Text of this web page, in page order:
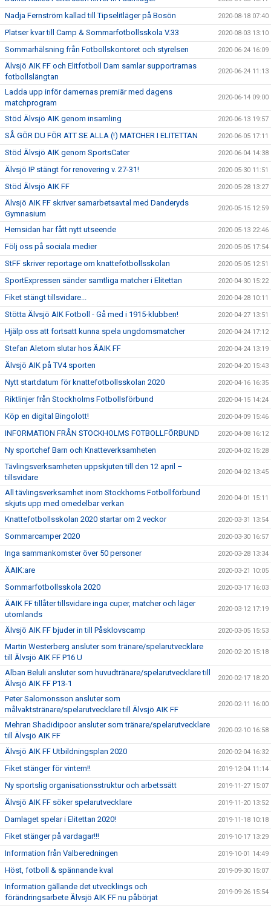
Nadja Fernström kallad till Tipselitläger på Bosön 2020-08-18 07:40
Platser kvar till Camp & Sommarfotbollsskola V.33 2020-08-03 13:10
Sommarhälsning från Fotbollskontoret och styrelsen 2020-06-24 16:09
Älvsjö AIK FF och Elitfotboll Dam samlar supportrarnas
fotbollslängtan
2020-06-24 11:13
Ladda upp inför damernas premiär med dagens
matchprogram
2020-06-14 09:00
Stöd Älvsjö AIK genom insamling 2020-06-13 19:57
SÅ GÖR DU FÖR ATT SE ALLA (!) MATCHER I ELITETTAN 2020-06-05 17:11
Stöd Älvsjö AIK genom SportsCater 2020-06-04 14:38
Älvsjö IP stängt för renovering v. 27-31! 2020-05-30 11:51
Stöd Älvsjö AIK FF 2020-05-28 13:27
Älvsjö AIK FF skriver samarbetsavtal med Danderyds
Gymnasium
2020-05-15 12:59
Hemsidan har fått nytt utseende 2020-05-13 22:46
Följ oss på sociala medier 2020-05-05 17:54
StFF skriver reportage om knattefotbollsskolan 2020-05-05 12:51
SportExpressen sänder samtliga matcher i Elitettan 2020-04-30 15:22
Fiket stängt tillsvidare... 2020-04-28 10:11
Stötta Älvsjö AIK Fotboll - Gå med i 1915-klubben! 2020-04-27 13:51
Hjälp oss att fortsatt kunna spela ungdomsmatcher 2020-04-24 17:12
Stefan Aletorn slutar hos ÄAIK FF 2020-04-24 13:19
Älvsjö AIK på TV4 sporten 2020-04-20 15:43
Nytt startdatum för knattefotbollsskolan 2020 2020-04-16 16:35
Riktlinjer från Stockholms Fotbollsförbund 2020-04-15 14:24
Köp en digital Bingolott! 2020-04-09 15:46
INFORMATION FRÅN STOCKHOLMS FOTBOLLFÖRBUND 2020-04-08 16:12
Ny sportchef Barn och Knatteverksamheten 2020-04-02 15:28
Tävlingsverksamheten uppskjuten till den 12 april –
tillsvidare
2020-04-02 13:45
All tävlingsverksamhet inom Stockhoms Fotbollförbund
skjuts upp med omedelbar verkan
2020-04-01 15:11
Knattefotbollsskolan 2020 startar om 2 veckor 2020-03-31 13:54
Sommarcamper 2020 2020-03-30 16:57
Inga sammankomster över 50 personer 2020-03-28 13:34
ÄAIK:are 2020-03-21 10:05
Sommarfotbollsskola 2020 2020-03-17 16:03
ÄAIK FF tillåter tillsvidare inga cuper, matcher och läger
utomlands
2020-03-12 17:19
Älvsjö AIK FF bjuder in till Påsklovscamp 2020-03-05 15:53
Martin Westerberg ansluter som tränare/spelarutvecklare
till Älvsjö AIK FF P16 U
2020-02-20 15:18
Alban Beluli ansluter som huvudtränare/spelarutvecklare till
Älvsjö AIK FF P13-1
2020-02-17 18:20
Peter Salomonsson ansluter som
målvaktstränare/spelarutvecklare till Älvsjö AIK FF
2020-02-11 16:00
Mehran Shadidipoor ansluter som tränare/spelarutvecklare
till Älvsjö AIK FF
2020-02-10 16:58
Älvsjö AIK FF Utbildningsplan 2020 2020-02-04 16:32
Fiket stänger för vintern!! 2019-12-04 11:14
Ny sportslig organisationsstruktur och arbetssätt 2019-11-27 15:07
Älvsjö AIK FF söker spelarutvecklare 2019-11-20 13:52
Damlaget spelar i Elitettan 2020! 2019-11-18 10:18
Fiket stänger på vardagar!!! 2019-10-17 13:29
Information från Valberedningen 2019-10-01 14:49
Höst, fotboll & spännande kval 2019-09-30 15:07
Information gällande det utvecklings och
förändringsarbete Älvsjö AIK FF nu påbörjat
2019-09-26 15:54